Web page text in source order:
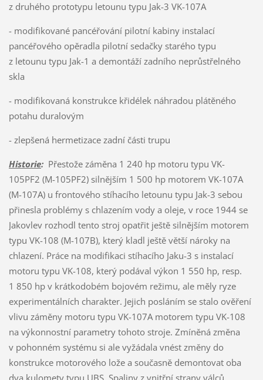
z druhého prototypu letounu typu Jak-3 VK-107A
- modifikované pancéřování pilotní kabiny instalací
pancéřového opěradla pilotní sedačky starého typu
z letounu typu Jak-1 a demontáží zadního neprůstřelného
skla
- modifikovaná konstrukce křidélek náhradou plátěného
potahu duralovým
- zlepšená hermetizace zadní části trupu
Historie:Přestože záměna 1 240 hp motoru typu VK-
105PF2 (M-105PF2) silnějším 1 500 hp motorem VK-107A
(M-107A) u frontového stíhacího letounu typu Jak-3 sebou
přinesla problémy s chlazením vody a oleje, v roce 1944 se
Jakovlev rozhodl tento stroj opatřit ještě silnějším motorem
typu VK-108 (M-107B), který kladl ještě větší nároky na
chlazení. Práce na modifikaci stíhacího Jaku-3 s instalací
motoru typu VK-108, který podával výkon 1 550 hp, resp.
1 850 hp v krátkodobém bojovém režimu, ale měly ryze
experimentálních charakter. Jejich posláním se stalo ověření
vlivu záměny motoru typu VK-107A motorem typu VK-108
na výkonnostní parametry tohoto stroje. Zmíněná změna
v pohonném systému si ale vyžádala vnést změny do
konstrukce motorového lože a současně demontovat oba